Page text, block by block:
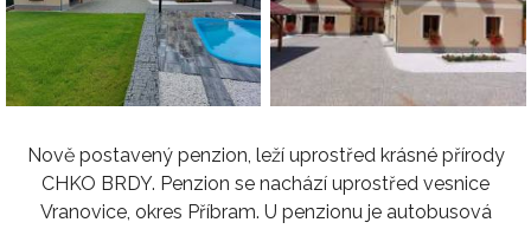
Nově postavený penzion, leží uprostřed krásné přírody
CHKO BRDY. Penzion se nachází uprostřed vesnice
Vranovice, okres Příbram. U penzionu je autobusová